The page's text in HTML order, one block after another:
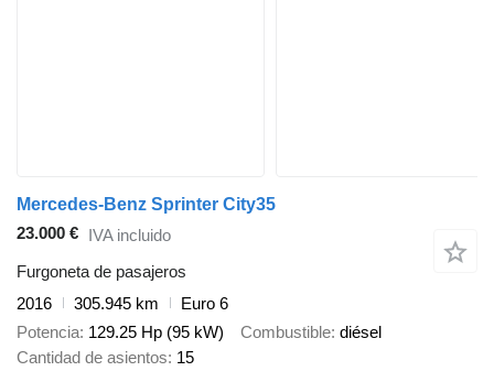
Mercedes-Benz Sprinter City35
23.000 € IVA incluido
Furgoneta de pasajeros
2016
305.945 km
Euro 6
Potencia 129.25 Hp (95 kW) Combustible diésel
Cantidad de asientos 15